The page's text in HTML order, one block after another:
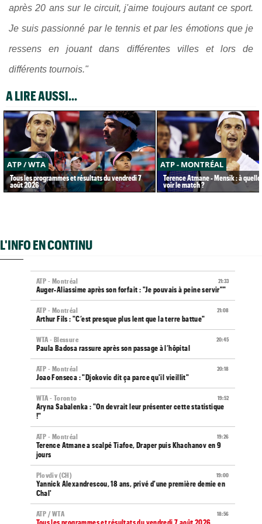
après 20 ans sur le circuit, j'aime toujours autant ce sport.
Je suis passionné par le tennis et par les émotions que je
ressens en jouant dans différentes villes et lors de
différents tournois."
A LIRE AUSSI...
ATP / WTA
Tous les programmes et résultats du vendredi 7
août 2026
ATP - MONTRÉAL
Terence Atmane - Mensik : à
voir le match ?
L'INFO EN CONTINU
21:33
ATP - Montréal
Auger-Aliassime après son forfait : "Je pouvais à peine servir""
21:08
ATP - Montréal
Arthur Fils : "C’est presque plus lent que la terre battue"
20:45
WTA - Blessure
Paula Badosa rassure après son passage à l’hôpital
20:18
ATP - Montréal
Joao Fonseca : "Djokovic dit ça parce qu'il vieillit"
19:52
WTA - Toronto
Aryna Sabalenka : "On devrait leur présenter cette statistique
!"
19:26
ATP - Montréal
Terence Atmane a scalpé Tiafoe, Draper puis Khachanov en 9
jours
19:00
Plovdiv (CH)
Yannick Alexandrescou, 18 ans, privé d'une première demie en
Chal'
18:56
ATP / WTA
Tous les programmes et résultats du vendredi 7 août 2026